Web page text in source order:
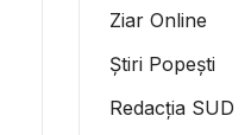
Ziar Online
Știri Popești
Redacția SUD